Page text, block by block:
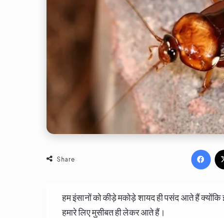
Share
हम इंसानों को कीड़े मकोड़े शायद ही पसंद आते हैं क्योंकि
हमारे लिए मुसीबत ही लेकर आते हैं।